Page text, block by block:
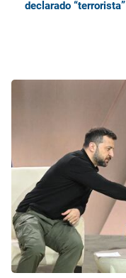
declarado “terrorista”